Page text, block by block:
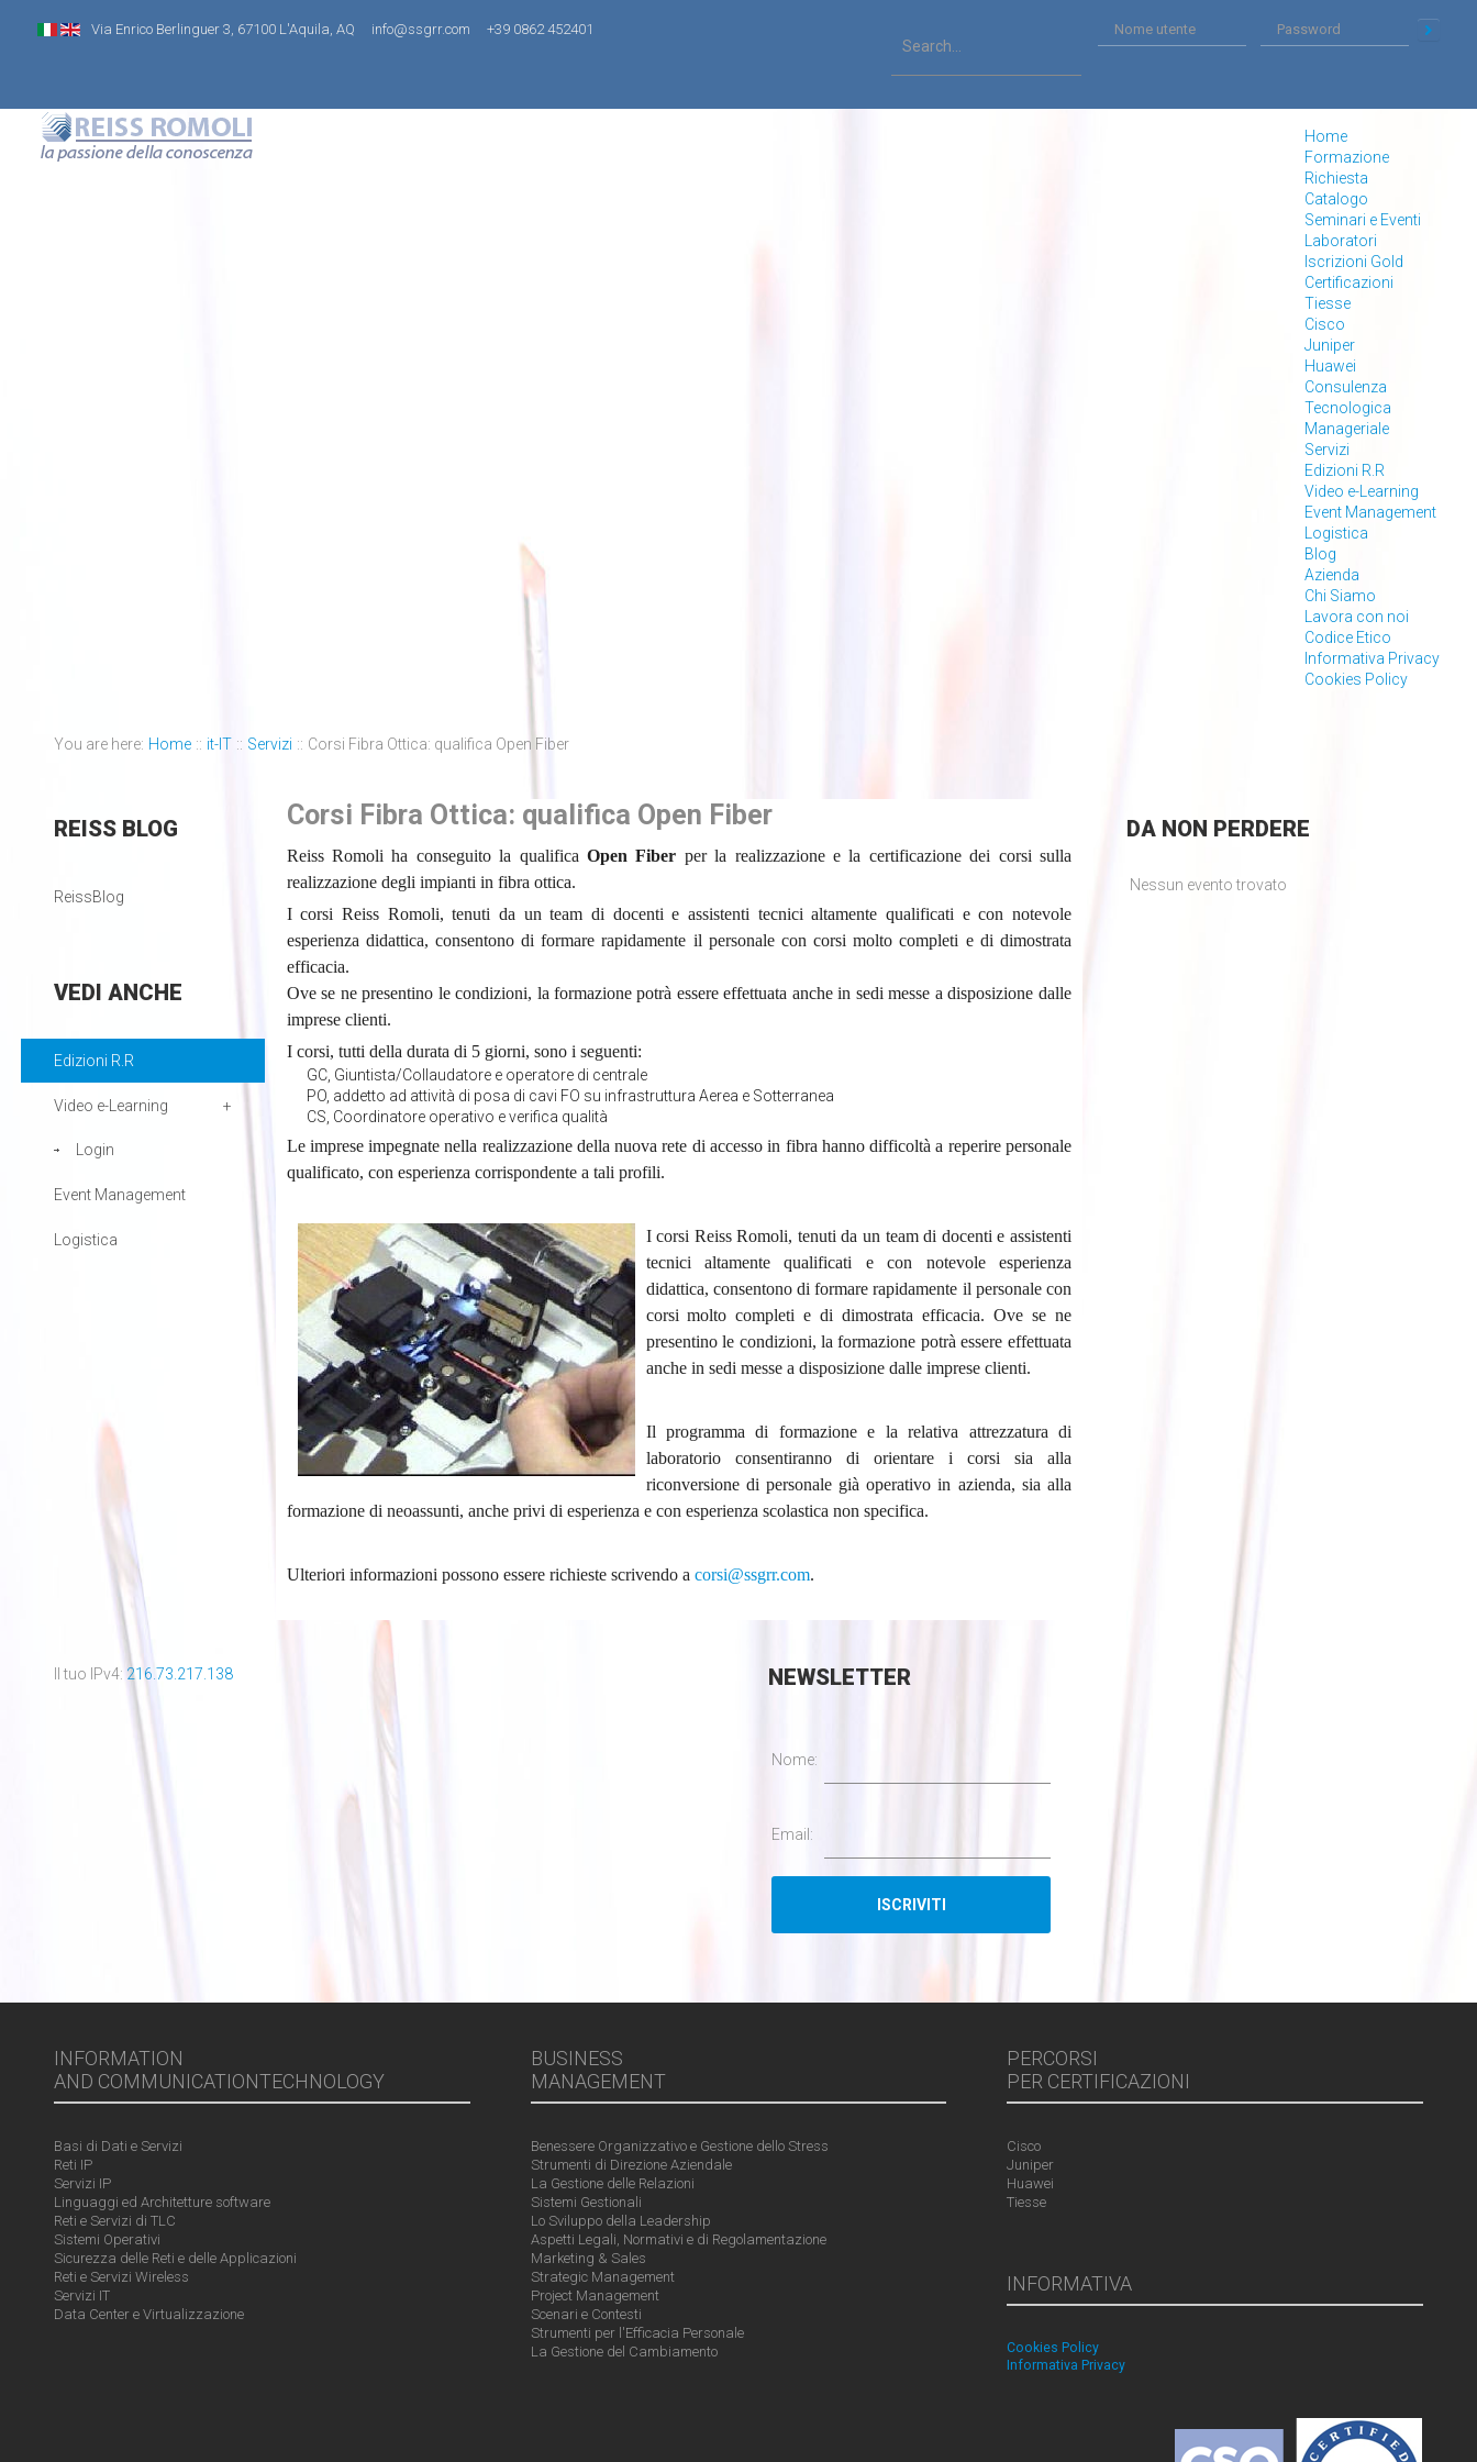
Via Enrico Berlinguer 3, 67100 L'Aquila, AQ info@ssgrr.com +39 0862 452401
Home
Formazione
Richiesta
Catalogo
Seminari e Eventi
Laboratori
Iscrizioni Gold
Certificazioni
Tiesse
Cisco
Juniper
Huawei
Consulenza
Tecnologica
Manageriale
Servizi
Edizioni R.R
Video e-Learning
Event Management
Logistica
Blog
Azienda
Chi Siamo
Lavora con noi
Codice Etico
Informativa Privacy
Cookies Policy
You are here: Home :: it-IT :: Servizi :: Corsi Fibra Ottica: qualifica Open Fiber
Corsi Fibra Ottica: qualifica Open Fiber
Reiss Romoli ha conseguito la qualifica Open Fiber per la realizzazione e la certificazione dei corsi sulla
realizzazione degli impianti in fibra ottica.
I corsi Reiss Romoli, tenuti da un team di docenti e assistenti tecnici altamente qualificati e con notevole
esperienza didattica, consentono di formare rapidamente il personale con corsi molto completi e di dimostrata
efficacia.
Ove se ne presentino le condizioni, la formazione potrà essere effettuata anche in sedi messe a disposizione dalle
imprese clienti.
I corsi, tutti della durata di 5 giorni, sono i seguenti:
GC, Giuntista/Collaudatore e operatore di centrale
PO, addetto ad attività di posa di cavi FO su infrastruttura Aerea e Sotterranea
CS, Coordinatore operativo e verifica qualità
Le imprese impegnate nella realizzazione della nuova rete di accesso in fibra hanno difficoltà a reperire personale
qualificato, con esperienza corrispondente a tali profili.
I corsi Reiss Romoli, tenuti da un team di docenti e assistenti
tecnici altamente qualificati e con notevole esperienza
didattica, consentono di formare rapidamente il personale con
corsi molto completi e di dimostrata efficacia. Ove se ne
presentino le condizioni, la formazione potrà essere effettuata
anche in sedi messe a disposizione dalle imprese clienti.
Il programma di formazione e la relativa attrezzatura di
laboratorio consentiranno di orientare i corsi sia alla
riconversione di personale già operativo in azienda, sia alla
formazione di neoassunti, anche privi di esperienza e con esperienza scolastica non specifica.
Ulteriori informazioni possono essere richieste scrivendo a corsi@ssgrr.com.
REISSBLOG
ReissBlog
VEDI ANCHE
Edizioni R.R
Video e-Learning
Login
Event Management
Logistica
DANON PERDERE
Nessun evento trovato
Il tuo IPv4: 216.73.217.138 NEWSLETTER
Nome:
Email:
INFORMATION
AND COMMUNICATIONTECHNOLOGY
Basi di Dati e Servizi
Reti IP
Servizi IP
Linguaggi ed Architetture software
Reti e Servizi di TLC
Sistemi Operativi
Sicurezza delle Reti e delle Applicazioni
Reti e Servizi Wireless
Servizi IT
Data Center e Virtualizzazione
BUSINESS
MANAGEMENT
Benessere Organizzativo e Gestione dello Stress
Strumenti di Direzione Aziendale
La Gestione delle Relazioni
Sistemi Gestionali
Lo Sviluppo della Leadership
Aspetti Legali, Normativi e di Regolamentazione
Marketing & Sales
Strategic Management
Project Management
Scenari e Contesti
Strumenti per l'Efficacia Personale
La Gestione del Cambiamento
PERCORSI
PER CERTIFICAZIONI
Cisco
Juniper
Huawei
Tiesse
INFORMATIVA
Cookies Policy
Informativa Privacy